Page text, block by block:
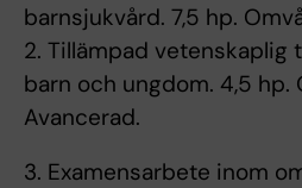
barnsjukvård. 7,5 hp.
2. Tillämpad
barn och ungdom. 4,5 hp.
Avancerad.
3. Examensarbete inom